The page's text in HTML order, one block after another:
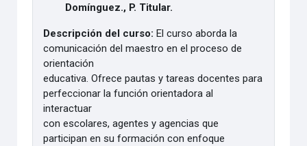
Domínguez., P. Titular.
Descripción del curso:El curso aborda la
comunicación del maestro en el proceso de
orientación
educativa. Ofrece pautas y tareas docentes para
perfeccionar la función orientadora al
interactuar
con escolares, agentes y agencias que
participan en su formación con enfoque